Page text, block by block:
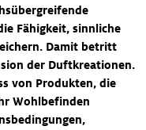
Fähigkeit, sinnliche
Damit betritt
der Duftkreationen.
von Produkten, die
Wohlbefinden